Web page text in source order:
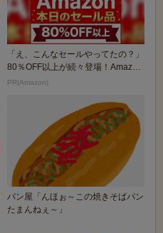
「え、こんなセールやってたの？」
80％OFF以上が続々登場！Amazon
の本気が...
PR(Amazon)
パン屋「んほぉ～この焼きそばパン
たまんねぇ～」